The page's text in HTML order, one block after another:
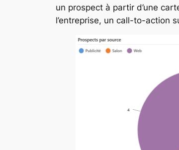
un prospect à partir d’une
l’entreprise, un call-to-action